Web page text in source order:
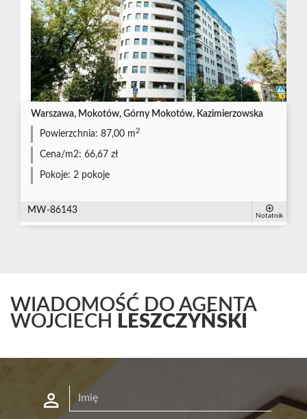
Warszawa, Mokotów, Górny Mokotów, Kazimierzowska
Powierzchnia: 87,00 m 2
Cena/m2: 66,67 zł
Pokoje: 2 pokoje
MW-86143
Notatnik
WIADOMOŚĆ DO AGENTA
WOJCIECH
LESZCZYŃSKI